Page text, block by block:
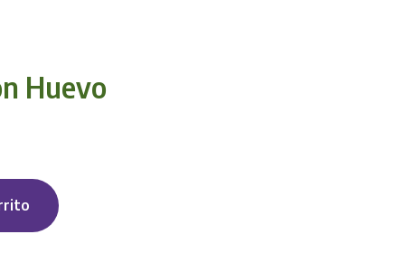
Huevo